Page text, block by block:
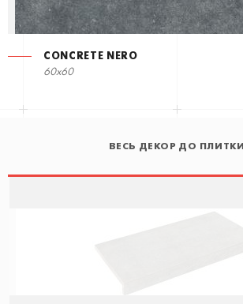
CONCRETE NERO
60x60
ВЕСЬ ДЕКОР ДО ПЛИТКИ